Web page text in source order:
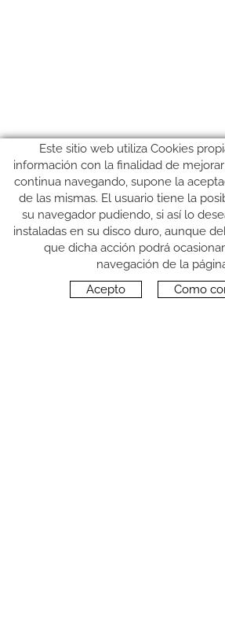
SÍGUENOS
Este sitio web utiliza Cookies
información con la finalidad de
continua navegando, supone la
de las mismas. El usuario tiene la
su navegador pudiendo, si así lo
instaladas en su disco duro, aunque
que dicha acción podrá
navegación de la
Acepto
Como